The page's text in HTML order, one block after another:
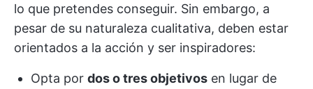
lo que pretendes conseguir. Sin embargo, a
pesar de su naturaleza cualitativa, deben estar
orientados a la acción y ser inspiradores:
Opta por dos o tres objetivos en lugar de